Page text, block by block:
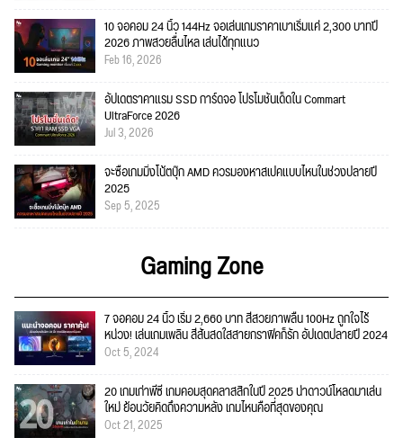
10 จอคอม 24 นิ้ว 144Hz จอเล่นเกมราคาเบาเริ่มแค่ 2,300 บาทปี
2026 ภาพสวยลื่นไหล เล่นได้ทุกแนว
Feb 16, 2026
อัปเดตราคาแรม SSD การ์ดจอ โปรโมชั่นเด็ดใน Commart
UltraForce 2026
Jul 3, 2026
จะซื้อเกมมิ่งโน้ตบุ๊ก AMD ควรมองหาสเปคแบบไหนในช่วงปลายปี
2025
Sep 5, 2025
Gaming Zone
7 จอคอม 24 นิ้ว เริ่ม 2,660 บาท สีสวยภาพลื่น 100Hz ถูกใจไร้
หน่วง! เล่นเกมเพลิน สีสันสดใสสายกราฟิคก็รัก อัปเดตปลายปี 2024
Oct 5, 2024
20 เกมเก่าพีซี เกมคอมสุดคลาสสิกในปี 2025 น่าดาวน์โหลดมาเล่น
ใหม่ ย้อนวัยคิดถึงความหลัง เกมไหนคือที่สุดของคุณ
Oct 21, 2025